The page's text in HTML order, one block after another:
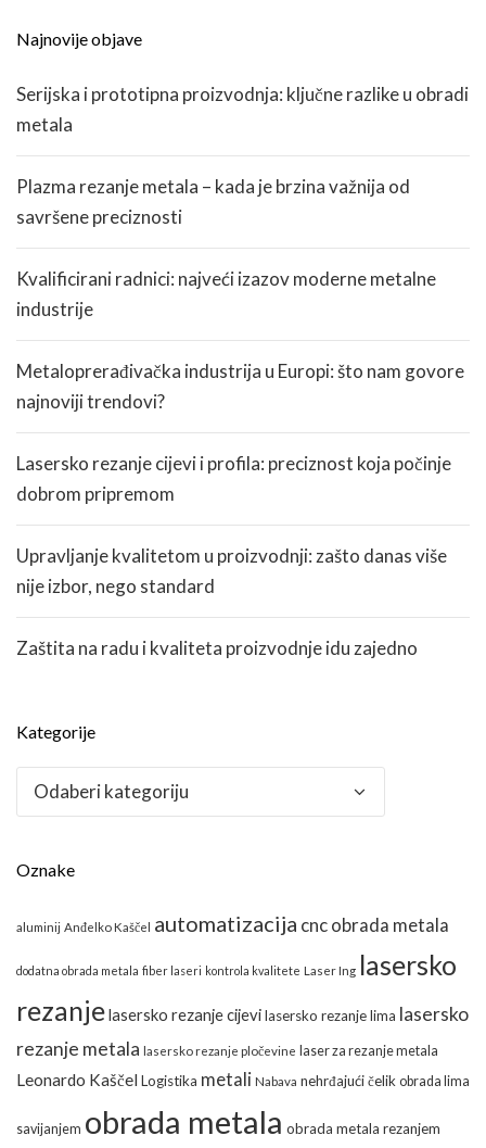
Najnovije objave
Serijska i prototipna proizvodnja: ključne razlike u obradi
metala
Plazma rezanje metala – kada je brzina važnija od
savršene preciznosti
Kvalificirani radnici: najveći izazov moderne metalne
industrije
Metaloprerađivačka industrija u Europi: što nam govore
najnoviji trendovi?
Lasersko rezanje cijevi i profila: preciznost koja počinje
dobrom pripremom
Upravljanje kvalitetom u proizvodnji: zašto danas više
nije izbor, nego standard
Zaštita na radu i kvaliteta proizvodnje idu zajedno
Kategorije
Kategorije
Oznake
aluminij Anđelko Kaščel automatizacija cnc obrada metala
dodatna obrada metala fiber laseri kontrola kvalitete Laser Ing lasersko
rezanjelasersko rezanje cijevilasersko rezanje lima lasersko
rezanje metala lasersko rezanje pločevine laser za rezanje metala
Leonardo Kaščel Logistika metali Nabava nehrđajući čelik obrada lima
savijanjem obrada metala obrada metala rezanjem